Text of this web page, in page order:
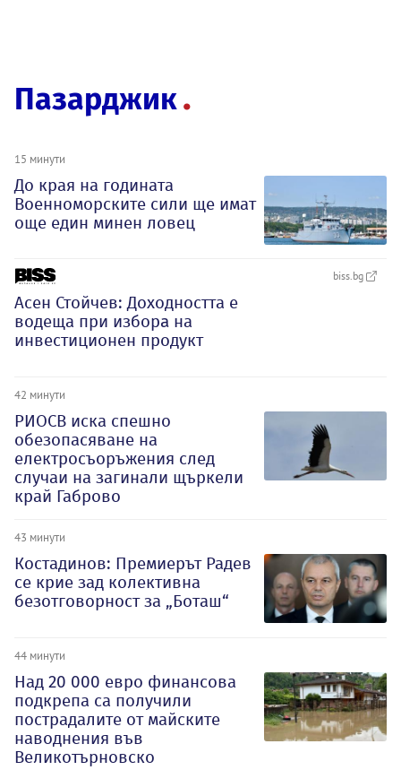
Пазарджик
15 минути
До края на годината
Военноморските сили ще имат
още един минен ловец
biss.bg
Асен Стойчев: Доходността е
водеща при изборa на
инвестиционен продукт
42 минути
РИОСВ иска спешно
обезопасяване на
електросъоръжения след
случаи на загинали щъркели
край Габрово
43 минути
Костадинов: Премиерът Радев
се крие зад колективна
безотговорност за „Боташ“
44 минути
Над 20 000 евро финансова
подкрепа са получили
пострадалите от майските
наводнения във
Великотърновско